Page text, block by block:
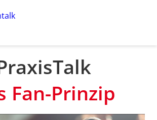
Fan-Prinzip